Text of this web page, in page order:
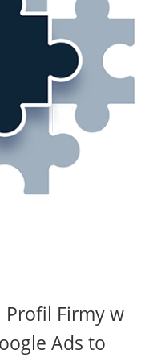
Profil Firmy w
Ads to